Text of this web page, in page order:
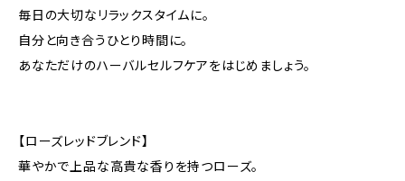
毎日の大切なリラックスタイムに。
自分と向き合うひとり時間に。
あなただけのハーバルセルフケアをはじめましょう。
【ローズレッドブレンド】
華やかで上品な高貴な香りを持つローズ。